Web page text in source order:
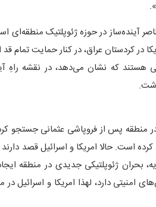
آینده‌ساز در حوزه ژئوپلتیک منطقه‌ای
کردستان عراق، در کنار حمایت تمام قد
هستند که نشان می‌دهد، در نقشه راهِ‌
منطقه پس از فروپاشی عثمانی جستجو
است. حالا امریکا و اسرائیل قصد دارند
بحران ژئوپلتیکی جدیدی در منطقه
امنیتی دارد، لهذا امریکا و اسرائیل در